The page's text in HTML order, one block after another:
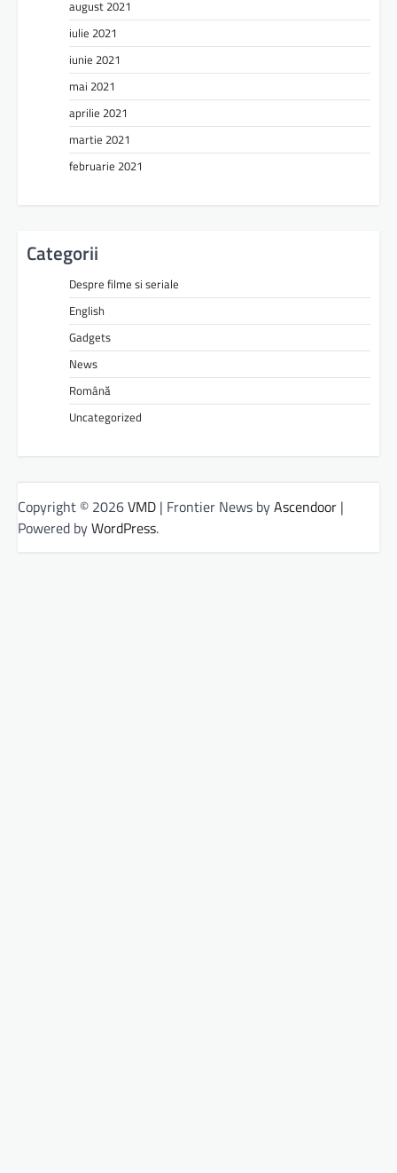
august 2021
iulie 2021
iunie 2021
mai 2021
aprilie 2021
martie 2021
februarie 2021
Categorii
Despre filme si seriale
English
Gadgets
News
Română
Uncategorized
Copyright © 2026VMD | Frontier News byAscendoor |
Powered byWordPress.